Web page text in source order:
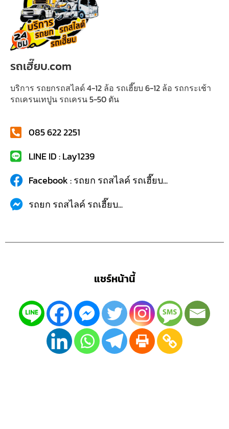
รถเฮี๊ยบ.com
บริการ รถยกรถสไลด์ 4-12 ล้อ รถเฮี๊ยบ 6-12 ล้อ รถกระเช้า
รถเครนเทปูน รถเครน 5-50 ตัน
085 622 2251
LINE ID : Lay1239
Facebook : รถยก รถสไลค์ รถเฮี๊ยบ...
รถยก รถสไลค์ รถเฮี๊ยบ...
แชร์หน้านี้